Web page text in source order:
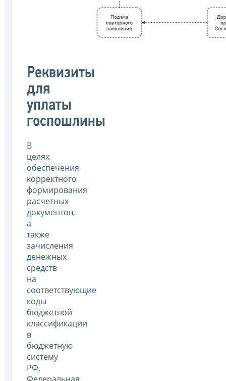
Реквизиты
для
уплаты
госпошлины
В
целях
обеспечения
корректного
формирования
расчетных
документов,
а
также
зачисления
денежных
средств
на
соответствующие
коды
бюджетной
классификации
в
бюджетную
систему
РФ,